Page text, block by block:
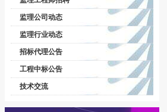
监理公司动态
监理行业动态
招标代理公告
工程中标公告
技术交流